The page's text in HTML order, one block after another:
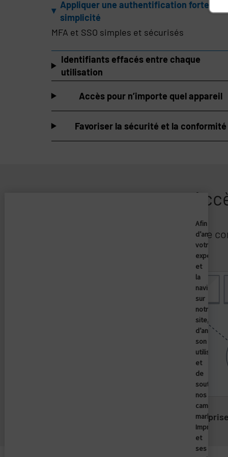
Appliquer une authentification forte en
simplicité
MFA et SSO simples et sécurisés
Identifiants effacés entre chaque
utilisation
Accès pour n’importe quel appareil
Favoriser la sécurité et la conformité
Il est essentiel de
Afin
votre
expérience
et
la
navigation
sur
notre
site,
d’analyser
son
utilisation
et
de
soutenir
nos
campagnes
marketing,
Imprivata
et
ses